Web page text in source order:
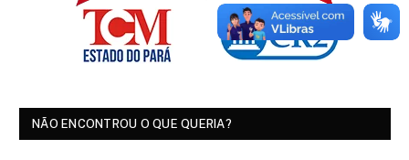
NÃO ENCONTROU O QUE QUERIA?